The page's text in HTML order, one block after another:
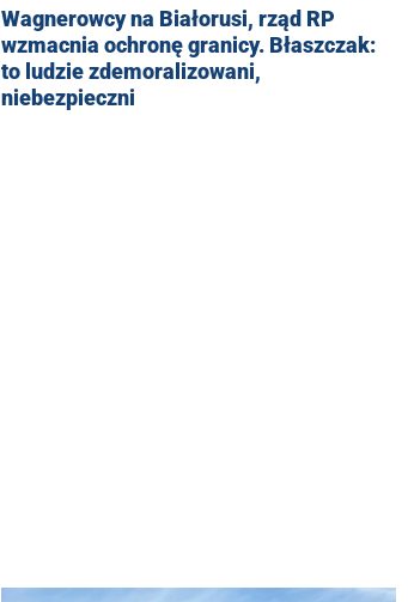
Wagnerowcy na Białorusi, rząd RP
wzmacnia ochronę granicy. Błaszczak:
to ludzie zdemoralizowani,
niebezpieczni